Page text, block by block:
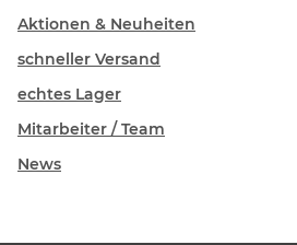
Aktionen & Neuheiten
schneller Versand
echtes Lager
Mitarbeiter / Team
News